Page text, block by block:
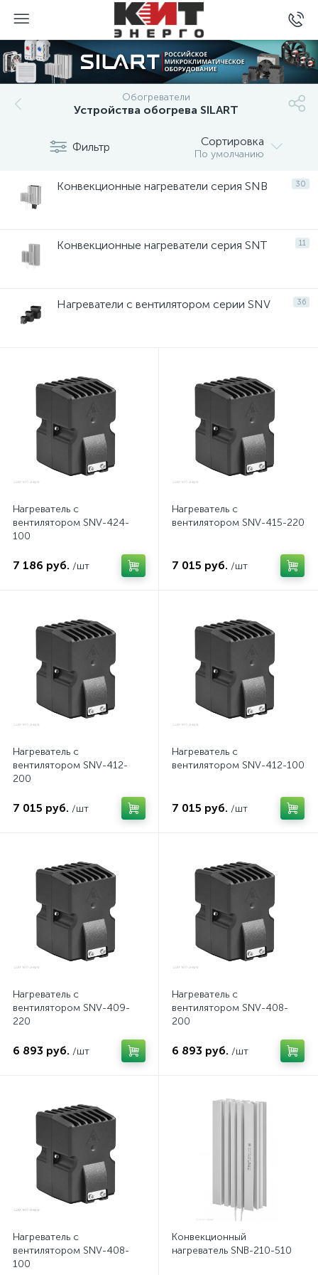
Обогреватели
Устройства обогрева SILART
Фильтр Сортировка
По умолчанию
30
Конвекционные нагреватели серия SNB
11
Конвекционные нагреватели серия SNT
36
Нагреватели с вентилятором серии SNV
Нагреватель с
вентилятором SNV-424-
100
7 186 руб. /шт
Нагреватель с
вентилятором SNV-415-220
7 015 руб. /шт
Нагреватель с
вентилятором SNV-412-
200
7 015 руб. /шт
Нагреватель с
вентилятором SNV-412-100
7 015 руб. /шт
Нагреватель с
вентилятором SNV-409-
220
6 893 руб. /шт
Нагреватель с
вентилятором SNV-408-
200
6 893 руб. /шт
Нагреватель с
вентилятором SNV-408-
100
Конвекционный
нагреватель SNB-210-510